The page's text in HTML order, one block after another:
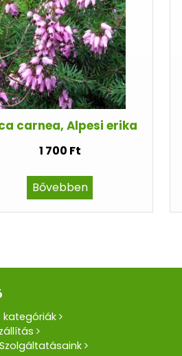
carnea, Alpesi erika
1 700 Ft
Bővebben
kategóriák